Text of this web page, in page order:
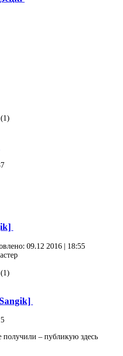
(1)
09.12 2016 | 18:55
(1)
получили – публикую здесь